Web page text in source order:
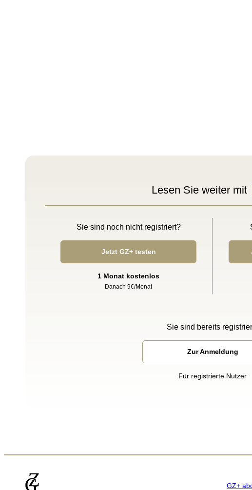
Lesen Sie weiter mit
Sie sind noch nicht registriert?
Jetzt GZ+ testen
1 Monat kostenlos
Danach 9€/Monat
Sie sind bereits
Zur Anmeldung
Für registrierte Nutzer
GZ+